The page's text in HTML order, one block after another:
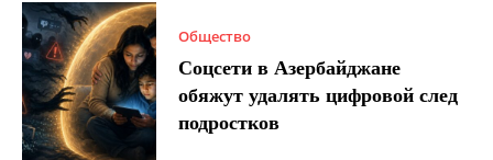
Общество
Соцсети в Азербайджане
обяжут удалять цифровой след
подростков